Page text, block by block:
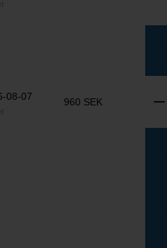
08-07 960 SEK